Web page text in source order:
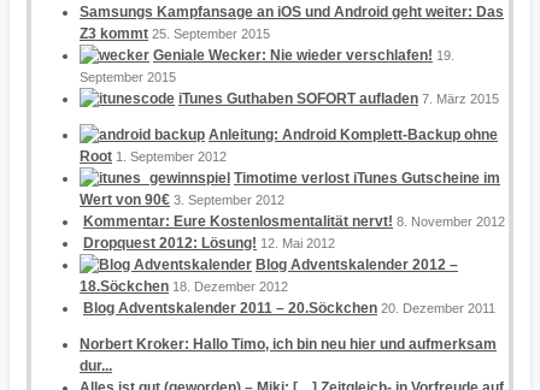
Samsungs Kampfansage an iOS und Android geht weiter: Das
Z3 kommt 25. September 2015
Geniale Wecker: Nie wieder verschlafen! 19.
September 2015
iTunes Guthaben SOFORT aufladen 7. März 2015
Anleitung: Android Komplett-Backup ohne
Root 1. September 2012
Timotime verlost iTunes Gutscheine im
Wert von 90€ 3. September 2012
Kommentar: Eure Kostenlosmentalität nervt! 8. November 2012
Dropquest 2012: Lösung! 12. Mai 2012
Blog Adventskalender 2012 –
18.Söckchen 18. Dezember 2012
Blog Adventskalender 2011 – 20.Söckchen 20. Dezember 2011
Norbert Kroker: Hallo Timo, ich bin neu hier und aufmerksam
dur...